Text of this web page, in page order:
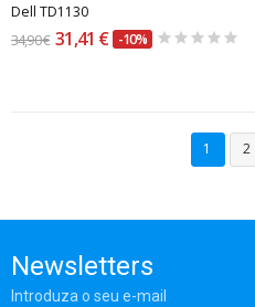
Dell TD1130
34,90 € 31,41 € -10%
1 2
Newsletters
Introduza o seu e-mail